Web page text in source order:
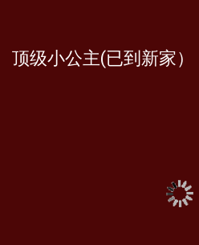
顶级小公主(已到新家）